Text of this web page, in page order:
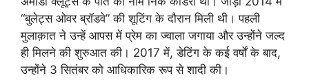
“बुलेट्स ओवर ब्रॉडवे” की शूटिंग के दौरान मिली थी। पहली
मुलाक़ात ने उन्हें आपस में प्रेम का ज्वाला जगाया और उन्होंने जल्द
ही मिलने की शुरुआत की। 2017 में, डेटिंग के कई वर्षों के बाद,
उन्होंने 3 सितंबर को आधिकारिक रूप से शादी की।